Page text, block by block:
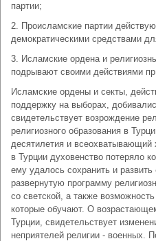
партии;
2. Происламские партии
демократическими средствами
3. Исламские ордена и
подрывают своими действиями
Исламские ордены и секты,
поддержку на выборах,
свидетельствует возрождение
религиозного образования в
десятилетия и всеохватывающий
в Турции духовенство потеряло
ему удалось сохранить и
развернутую программу
со светской, а также
которые обучают. О
Турции, свидетельствует
неприятелей религии - военных.